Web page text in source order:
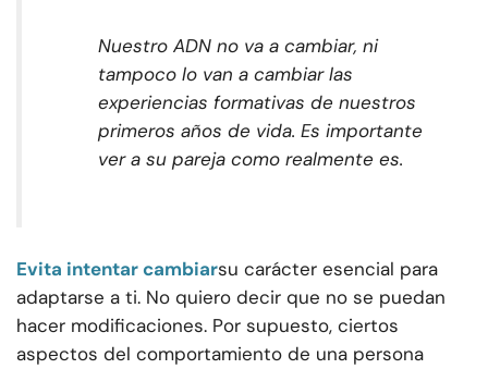
Nuestro ADN no va a cambiar, ni
tampoco lo van a cambiar las
experiencias formativas de nuestros
primeros años de vida. Es importante
ver a su pareja como realmente es.
Evita intentar cambiarsu carácter esencial para
adaptarse a ti. No quiero decir que no se puedan
hacer modificaciones. Por supuesto, ciertos
aspectos del comportamiento de una persona